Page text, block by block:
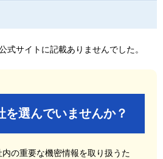
式サイトに記載ありませんでした。
を選んでいませんか？
の重要な機密情報を取り扱うた